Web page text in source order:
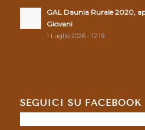
GAL Daunia Rurale 2020,
Giovani
1 Luglio 2026 - 12:19
SEGUICI SU FACEBOOK